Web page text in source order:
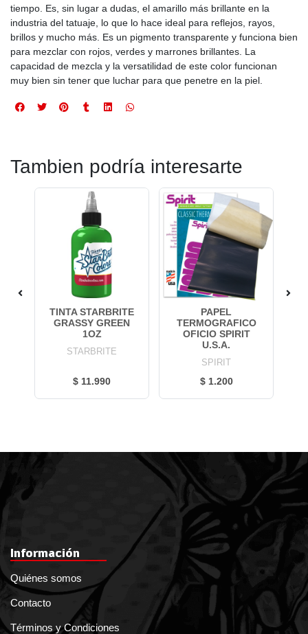
tiempo. Es, sin lugar a dudas, el amarillo más brillante en la
industria del tatuaje, lo que lo hace ideal para reflejos, rayos,
brillos y mucho más. Es un pigmento transparente y funciona bien
para mezclar con rojos, verdes y marrones brillantes. La
capacidad de mezcla y la versatilidad de este color funcionan
muy bien sin tener que luchar para que penetre en la piel.
Tambien podría interesarte
TINTA STARBRITE
GRASSY GREEN
1OZ
STARBRITE
$ 11.990
PAPEL
TERMOGRAFICO
OFICIO SPIRIT
U.S.A.
SPIRIT
$ 1.200
Información
Quiénes somos
Contacto
Términos y Condiciones